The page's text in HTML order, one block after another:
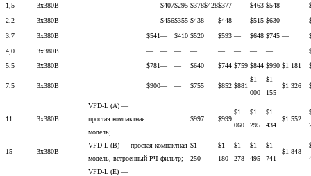
1,5
3х380В — $407$295 $378$428$377 — $463 $548 —
2,2
3х380В — $456$355 $438 $448 — $515 $630 —
3,7
3х380В $541— $410 $520 $593 — $648 $745 —
4,0
3х380В — — — — — — — —
5,5
3х380В $781— — $640 $744 $759 $844 $990 $1 181
7,5 3х380В $900— — $755 $852 $881
$1
000
$1
155
$1 326
11 3х380В
VFD-L (A) —
простая компактная
модель;
$997 $999
$1
060
$1
295
$1
434
$1 552
15 3х380В
VFD-L (B) — простая компактная
модель, встроенный РЧ фильтр;
$1
250
$1
180
$1
278
$1
495
$1
741
$1 848
VFD-L (E) —